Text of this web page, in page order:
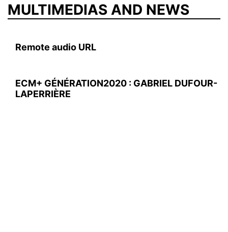
MULTIMEDIAS AND NEWS
Remote audio URL
ECM+ GÉNÉRATION2020 : GABRIEL DUFOUR-
LAPERRIÈRE